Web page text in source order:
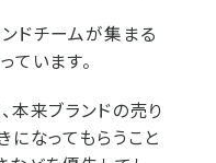
ドチームが集まる
ています。
本来ブランドの売り
になってもらうこと